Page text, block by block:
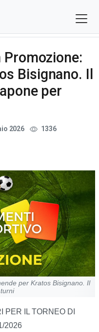
Bisignano. Il
per
2026 1336
per Kratos Bisignano. Il
PER IL TORNEO DI
2026